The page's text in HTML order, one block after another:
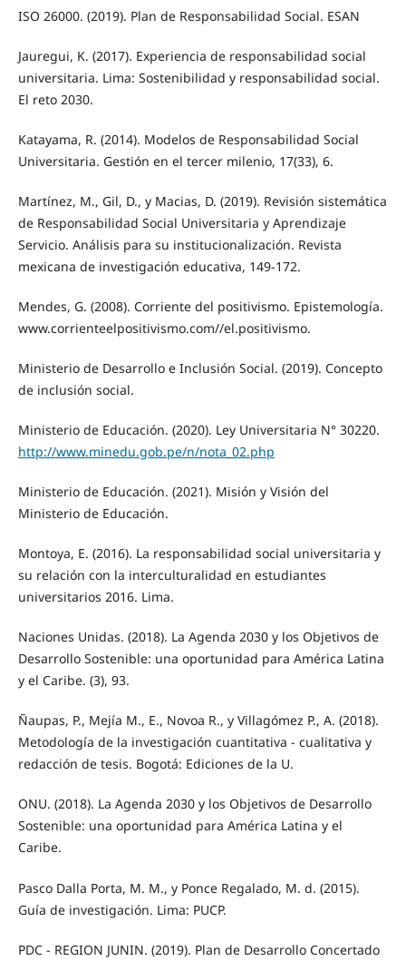
ISO 26000. (2019). Plan de Responsabilidad Social. ESAN
Jauregui, K. (2017). Experiencia de responsabilidad social
universitaria. Lima: Sostenibilidad y responsabilidad social.
El reto 2030.
Katayama, R. (2014). Modelos de Responsabilidad Social
Universitaria. Gestión en el tercer milenio, 17(33), 6.
Martínez, M., Gil, D., y Macias, D. (2019). Revisión sistemática
de Responsabilidad Social Universitaria y Aprendizaje
Servicio. Análisis para su institucionalización. Revista
mexicana de investigación educativa, 149-172.
Mendes, G. (2008). Corriente del positivismo. Epistemología.
www.corrienteelpositivismo.com//el.positivismo.
Ministerio de Desarrollo e Inclusión Social. (2019). Concepto
de inclusión social.
Ministerio de Educación. (2020). Ley Universitaria N° 30220.
http://www.minedu.gob.pe/n/nota_02.php
Ministerio de Educación. (2021). Misión y Visión del
Ministerio de Educación.
Montoya, E. (2016). La responsabilidad social universitaria y
su relación con la interculturalidad en estudiantes
universitarios 2016. Lima.
Naciones Unidas. (2018). La Agenda 2030 y los Objetivos de
Desarrollo Sostenible: una oportunidad para América Latina
y el Caribe. (3), 93.
Ñaupas, P., Mejía M., E., Novoa R., y Villagómez P., A. (2018).
Metodología de la investigación cuantitativa - cualitativa y
redacción de tesis. Bogotá: Ediciones de la U.
ONU. (2018). La Agenda 2030 y los Objetivos de Desarrollo
Sostenible: una oportunidad para América Latina y el
Caribe.
Pasco Dalla Porta, M. M., y Ponce Regalado, M. d. (2015).
Guía de investigación. Lima: PUCP.
PDC - REGION JUNIN. (2019). Plan de Desarrollo Concertado